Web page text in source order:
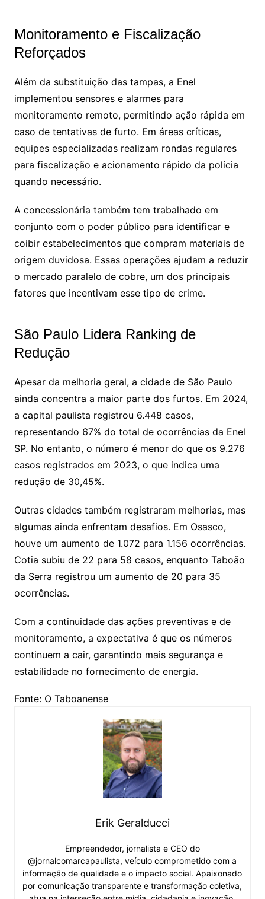
Monitoramento e Fiscalização
Reforçados
Além da substituição das tampas, a Enel
implementou sensores e alarmes para
monitoramento remoto, permitindo ação rápida em
caso de tentativas de furto. Em áreas críticas,
equipes especializadas realizam rondas regulares
para fiscalização e acionamento rápido da polícia
quando necessário.
A concessionária também tem trabalhado em
conjunto com o poder público para identificar e
coibir estabelecimentos que compram materiais de
origem duvidosa. Essas operações ajudam a reduzir
o mercado paralelo de cobre, um dos principais
fatores que incentivam esse tipo de crime.
São Paulo Lidera Ranking de
Redução
Apesar da melhoria geral, a cidade de São Paulo
ainda concentra a maior parte dos furtos. Em 2024,
a capital paulista registrou 6.448 casos,
representando 67% do total de ocorrências da Enel
SP. No entanto, o número é menor do que os 9.276
casos registrados em 2023, o que indica uma
redução de 30,45%.
Outras cidades também registraram melhorias, mas
algumas ainda enfrentam desafios. Em Osasco,
houve um aumento de 1.072 para 1.156 ocorrências.
Cotia subiu de 22 para 58 casos, enquanto Taboão
da Serra registrou um aumento de 20 para 35
ocorrências.
Com a continuidade das ações preventivas e de
monitoramento, a expectativa é que os números
continuem a cair, garantindo mais segurança e
estabilidade no fornecimento de energia.
Fonte: O Taboanense
Erik Geralducci
Empreendedor, jornalista e CEO do
@jornalcomarcapaulista, veículo comprometido com a
informação de qualidade e o impacto social. Apaixonado
por comunicação transparente e transformação coletiva,